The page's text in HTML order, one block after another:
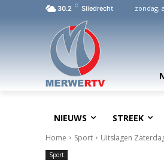
30.2 C Sliedrecht zondag,
NIEUWS STREEK
Home Sport Uitslagen
Sport